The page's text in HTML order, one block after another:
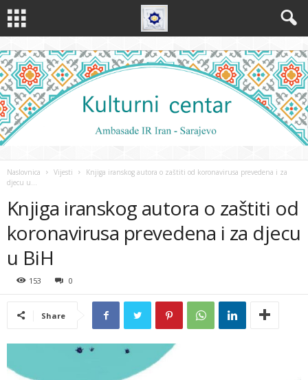
Naslovnica Vijesti
Knjiga iranskog autora o zaštiti od koronavirusa prevedena i za
djecu u...
Knjiga iranskog autora o zaštiti od
koronavirusa prevedena i za djecu
u BiH
153 0
Share